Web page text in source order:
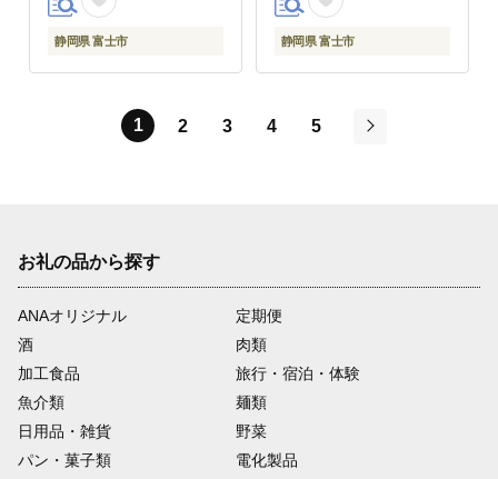
静岡県 富士市 静岡県 富士市
1 2 3 4
5
お礼の品から探す
ANAオリジナル
定期便
酒
肉類
加工食品
旅行・宿泊・体験
魚介類
麺類
日用品・雑貨
野菜
パン・菓子類
電化製品